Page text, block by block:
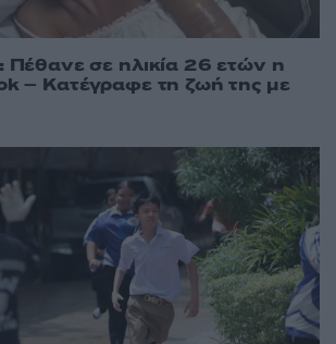
Πέθανε σε ηλικία 26 ετών η
– Kατέγραφε τη ζωή της με